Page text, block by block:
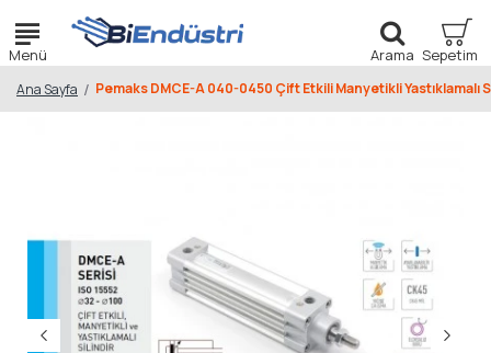
Ana Sayfa Pemaks DMCE-A 040-0450 Çift Etkili Manyetikli Yastıklamalı